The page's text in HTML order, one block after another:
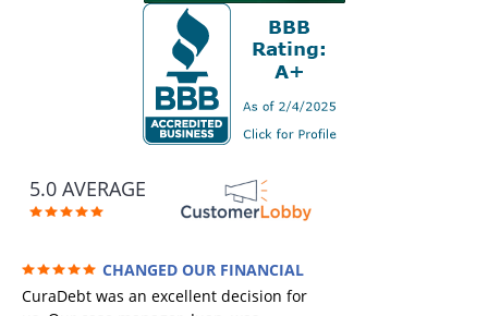
5.0 AVERAGE
CHANGED OUR FINANCIAL
FUTURE (credit 200 Points / 90 K in debt
GONE)
CuraDebt was an excellent decision for